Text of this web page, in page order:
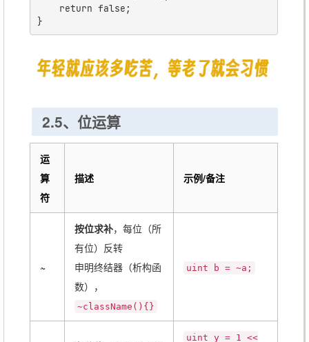
2.5、位运算
运
算
符
描述 示例/备注
~
按位求补，每位（所
有位）反转
申明终结器（析构函
数），
~className(){}
uint b = ~a;
uint y = 1 <<